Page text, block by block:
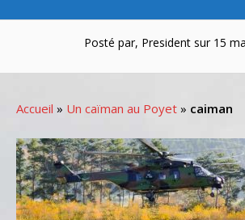
Posté par, President sur 15
Accueil » Un caïman au Poyet » caiman